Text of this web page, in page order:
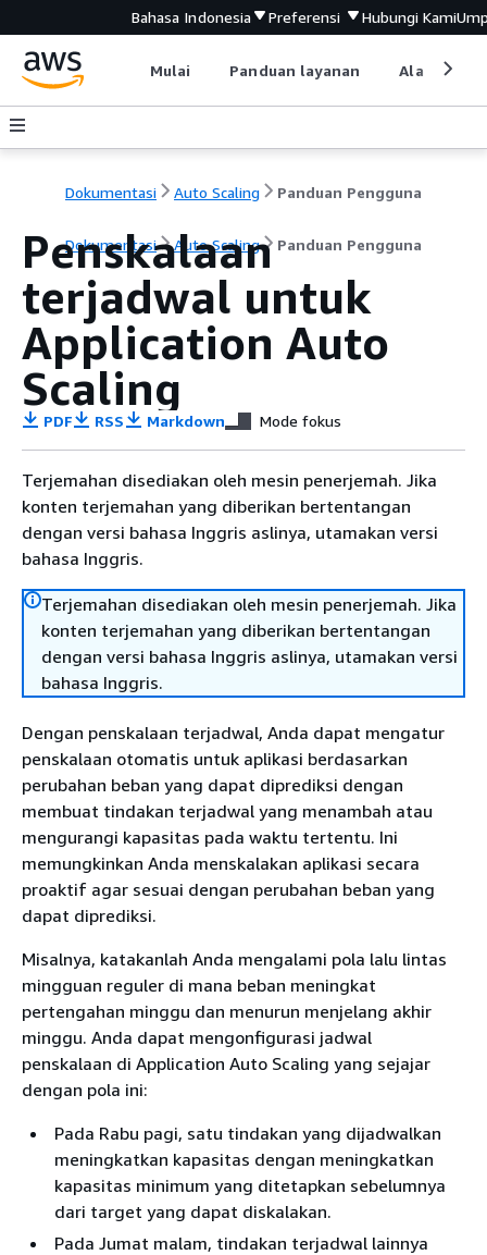
Bahasa Indonesia Preferensi Hubungi Kami
Mulai Panduan layanan Alat
Dokumentasi Auto Scaling Panduan Pengguna
Dokumentasi Auto Scaling Panduan Pengguna
Penskalaan
terjadwal untuk
Application Auto
Scaling
PDF RSS Markdown Mode fokus
Terjemahan disediakan oleh mesin penerjemah. Jika
konten terjemahan yang diberikan bertentangan
dengan versi bahasa Inggris aslinya, utamakan versi
bahasa Inggris.
Terjemahan disediakan oleh mesin penerjemah. Jika
konten terjemahan yang diberikan bertentangan
dengan versi bahasa Inggris aslinya, utamakan versi
bahasa Inggris.
Dengan penskalaan terjadwal, Anda dapat mengatur
penskalaan otomatis untuk aplikasi berdasarkan
perubahan beban yang dapat diprediksi dengan
membuat tindakan terjadwal yang menambah atau
mengurangi kapasitas pada waktu tertentu. Ini
memungkinkan Anda menskalakan aplikasi secara
proaktif agar sesuai dengan perubahan beban yang
dapat diprediksi.
Misalnya, katakanlah Anda mengalami pola lalu lintas
mingguan reguler di mana beban meningkat
pertengahan minggu dan menurun menjelang akhir
minggu. Anda dapat mengonfigurasi jadwal
penskalaan di Application Auto Scaling yang sejajar
dengan pola ini:
Pada Rabu pagi, satu tindakan yang dijadwalkan
meningkatkan kapasitas dengan meningkatkan
kapasitas minimum yang ditetapkan sebelumnya
dari target yang dapat diskalakan.
Pada Jumat malam, tindakan terjadwal lainnya